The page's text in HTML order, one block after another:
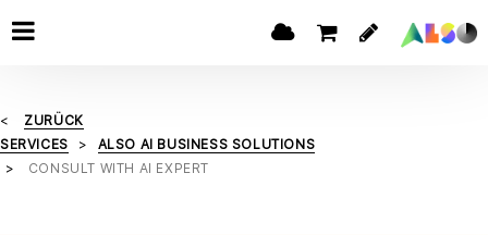
ZURÜCK
SERVICES
ALSO AI BUSINESS SOLUTIONS
CONSULT WITH AI EXPERT